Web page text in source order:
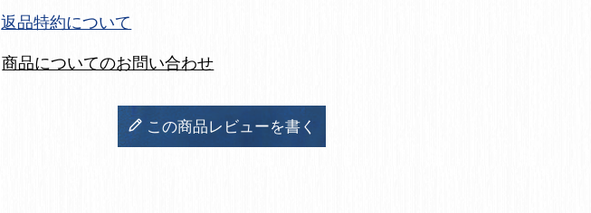
返品特約について
商品についてのお問い合わせ
この商品レビューを書く